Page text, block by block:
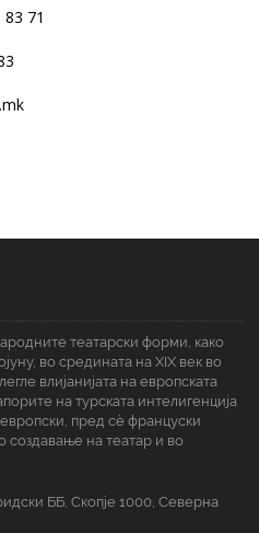
71
театарски форми, како
во средината на XIX век во
влијанијата на европската
на турската интелигенција
пред сè француски
на театар и во
ББ, Скопје 1000, Северна